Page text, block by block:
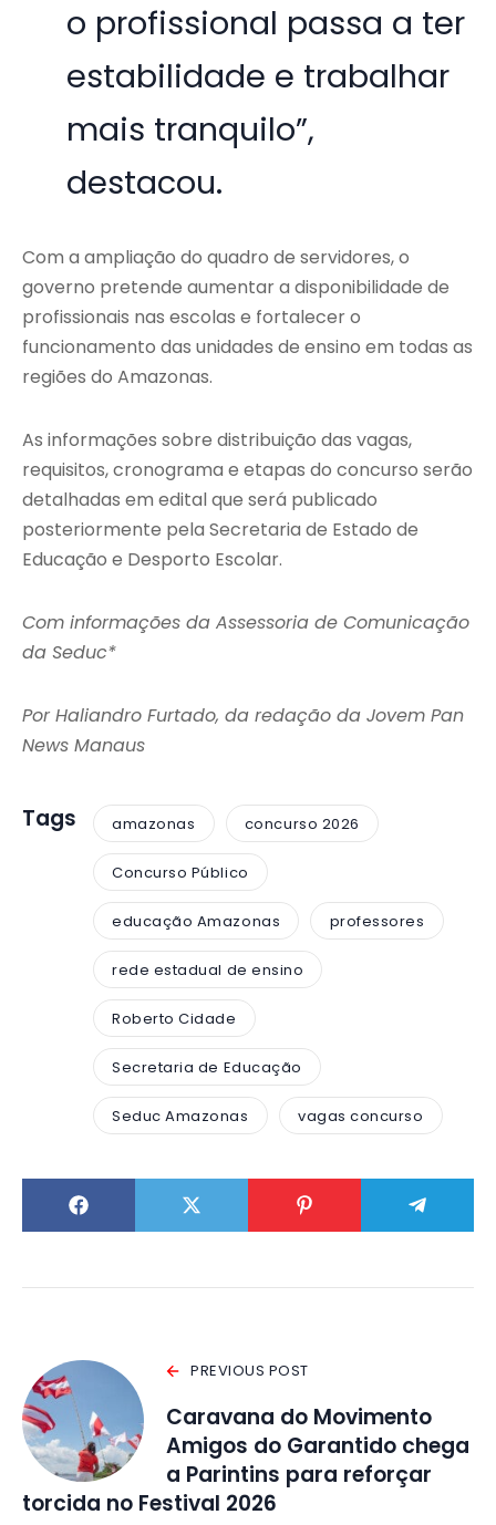
o profissional passa a ter
estabilidade e trabalhar
mais tranquilo”,
destacou.
Com a ampliação do quadro de servidores, o
governo pretende aumentar a disponibilidade de
profissionais nas escolas e fortalecer o
funcionamento das unidades de ensino em todas as
regiões do Amazonas.
As informações sobre distribuição das vagas,
requisitos, cronograma e etapas do concurso serão
detalhadas em edital que será publicado
posteriormente pela Secretaria de Estado de
Educação e Desporto Escolar.
Com informações da Assessoria de Comunicação
da Seduc*
Por Haliandro Furtado, da redação da Jovem Pan
News Manaus
Tags amazonas concurso 2026
Concurso Público
educação Amazonas professores
rede estadual de ensino
Roberto Cidade
Secretaria de Educação
Seduc Amazonas vagas concurso
PREVIOUS POST
Caravana do Movimento
Amigos do Garantido chega
a Parintins para reforçar
torcida no Festival 2026